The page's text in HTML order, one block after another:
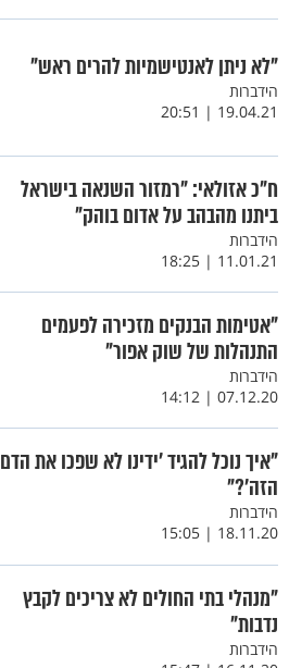
"לא ניתן לאנטישמיות להרים ראש"
הידברות
19.04.21 | 20:51
ח"כ אזולאי: "רמזור השנאה בישראל
ביתנו מהבהב על אדום בוהק"
הידברות
11.01.21 | 18:25
"אטימות הבנקים מזכירה לפעמים
התנהלות של שוק אפור"
הידברות
07.12.20 | 14:12
"איך נוכל להגיד ’ידינו לא שפכו את הדם
הזה’?"
הידברות
18.11.20 | 15:05
"מנהלי בתי החולים לא צריכים לקבץ
נדבות"
הידברות